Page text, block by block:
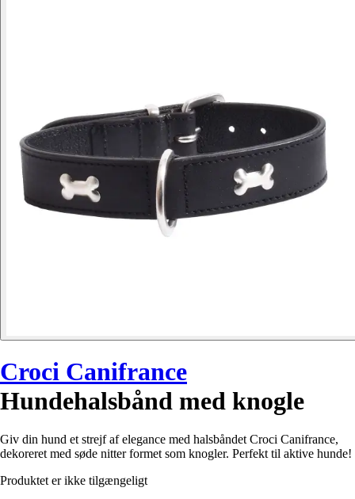
Croci Canifrance
Hundehalsbånd med knogle
Giv din hund et strejf af elegance med halsbåndet Croci Canifrance,
dekoreret med søde nitter formet som knogler. Perfekt til aktive hunde!
Produktet er ikke tilgængeligt